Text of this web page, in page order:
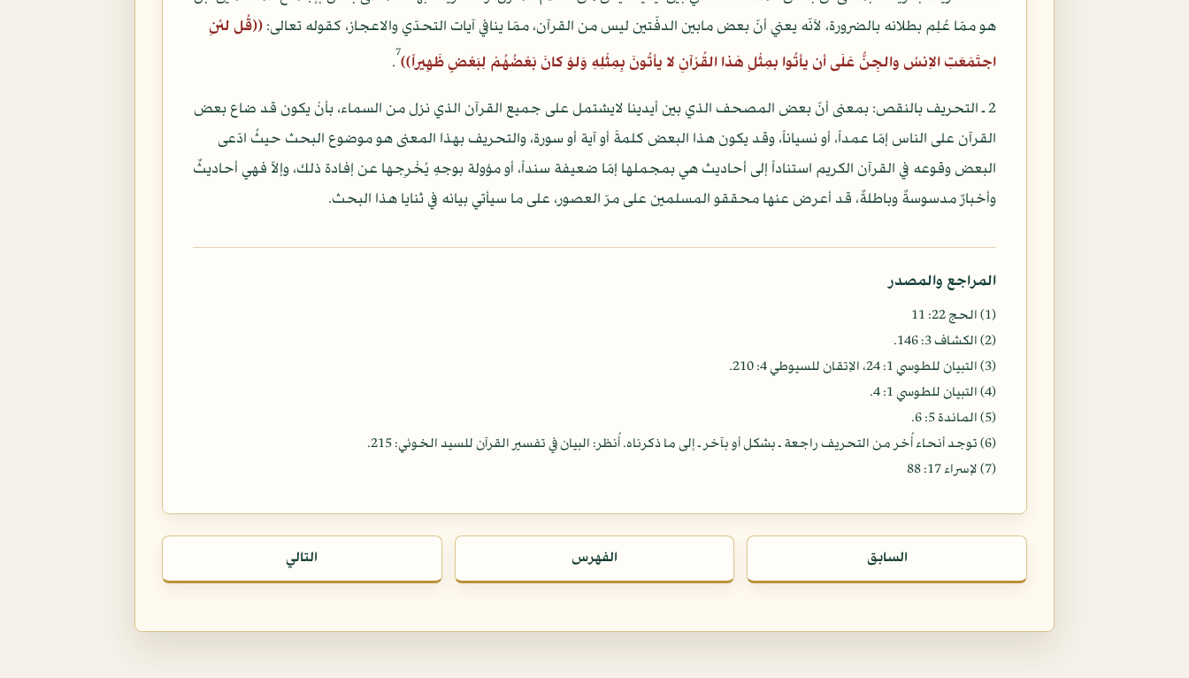
هو ممّا عُلِم بطلانه بالضرورة، لاَنّه يعني أنّ بعض مابين الدفّتين ليس من القرآن، ممّا ينافي آيات التحدّي والاعجاز، كقوله تعالى: ((قُل لئنِ
اجتَمَعَتِ الاِنسُ والجِنُّ عَلَى أن يأتُوا بمِثْلِ هَذا القُرْآنِ لا يأتُونَ بِمِثْلِهِ وَلوْ كانَ بَعْضُهُمْ لِبَعْضٍ ظَهِيراً))7
.
2 ـ التحريف بالنقص: بمعنى أنّ بعض المصحف الذي بين أيدينا لايشتمل على جميع القرآن الذي نزل من السماء، بأنْ يكون قد ضاع بعض
القرآن على الناس إمّا عمداً، أو نسياناً، وقد يكون هذا البعض كلمةً أو آية أو سورة، والتحريف بهذا المعنى هو موضوع البحث حيثُ ادّعى
البعض وقوعه في القرآن الكريم استناداً إلى أحاديث هي بمجملها إمّا ضعيفة سنداً، أو مؤولة بوجهٍ يُخْرِجها عن إفادة ذلك، وإلاّ فهي أحاديثٌ
وأخبارٌ مدسوسةٌ وباطلةٌ، قد أعرض عنها محققو المسلمين على مرّ العصور، على ما سيأتي بيانه في ثنايا هذا البحث.
المراجع والمصدر
(1) الحج 22: 11
(2) الكشاف 3: 146.
(3) التبيان للطوسي 1: 24، الاِتقان للسيوطي 4: 210.
(4) التبيان للطوسي 1: 4.
(5) المائدة 5: 6.
(6) توجد أنحاء أُخر من التحريف راجعة ـ بشكل أو بآخر ـ إلى ما ذكرناه. أُنظر: البيان في تفسير القرآن للسيد الخوئي: 215.
(7) ‎لإسراء 17: 88
السابق الفهرس التالي